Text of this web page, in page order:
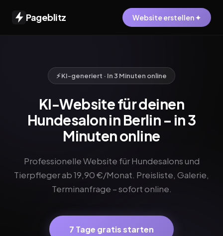
Pageblitz Website erstellen ✦
⚡ KI-generiert · In 3 Minuten online
KI-Website für deinen
Hundesalon in Berlin – in 3
Minuten online
Professionelle Website für Hundesalons und
Tierpfleger ab 19,90 €/Monat. Preisliste, Galerie,
Terminanfrage – sofort online.
7 Tage gratis starten